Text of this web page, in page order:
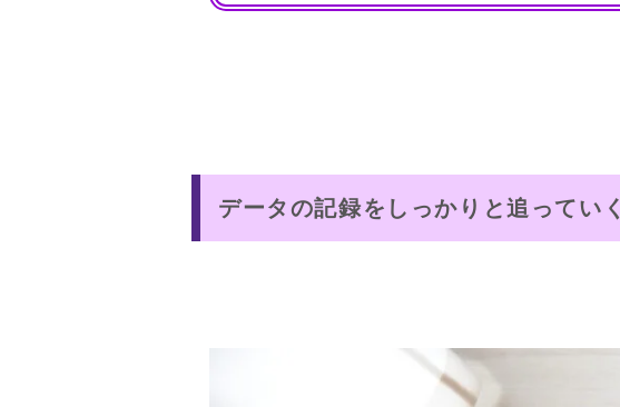
データの記録をしっかりと追っていく